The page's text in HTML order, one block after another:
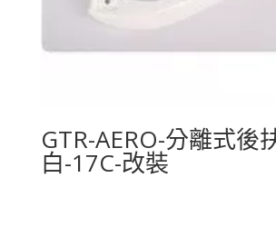
GTR-AERO-分離式後
白-17C-改裝